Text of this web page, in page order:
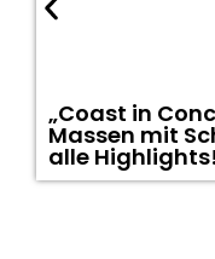
„Coast in
Massen mit
alle Highlights!